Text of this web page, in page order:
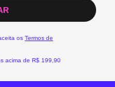
os Termos de
acima de R$ 199,90